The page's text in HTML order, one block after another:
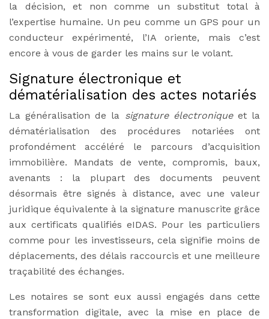
la décision, et non comme un substitut total à
l’expertise humaine. Un peu comme un GPS pour un
conducteur expérimenté, l’IA oriente, mais c’est
encore à vous de garder les mains sur le volant.
Signature électronique et
dématérialisation des actes notariés
La généralisation de la signature électroniqueet la
dématérialisation des procédures notariées ont
profondément accéléré le parcours d’acquisition
immobilière. Mandats de vente, compromis, baux,
avenants : la plupart des documents peuvent
désormais être signés à distance, avec une valeur
juridique équivalente à la signature manuscrite grâce
aux certificats qualifiés eIDAS. Pour les particuliers
comme pour les investisseurs, cela signifie moins de
déplacements, des délais raccourcis et une meilleure
traçabilité des échanges.
Les notaires se sont eux aussi engagés dans cette
transformation digitale, avec la mise en place de